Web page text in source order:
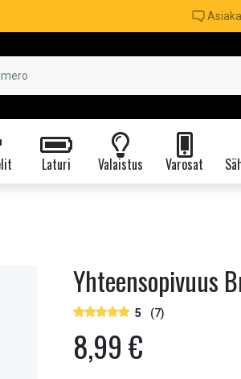
Laturi Valaistus Varosat
Yhteensopivuus
5 (7)
8,99 €